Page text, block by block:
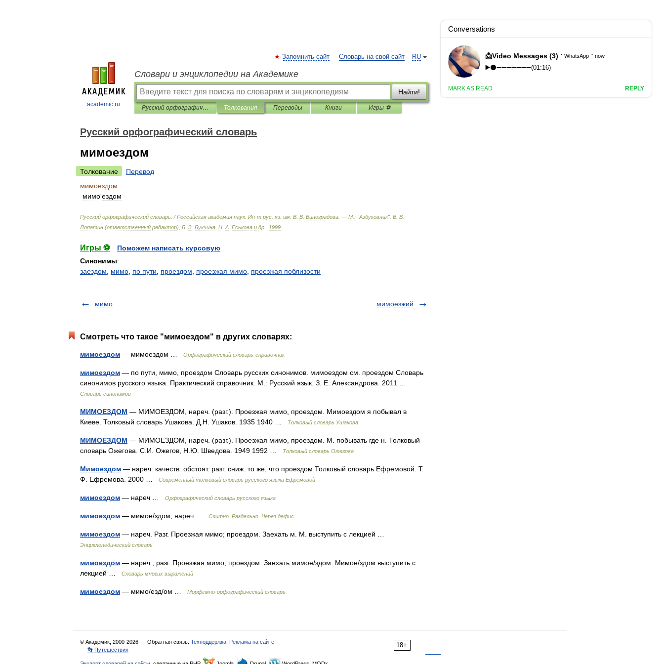
academic.ru
RU
Запомнить сайт Словарь на свой сайт
Словари и энциклопедии на Академике
Найти!
Русский орфографический словарь Толкования Переводы Книги Игры ⚽
Русский орфографический словарь
мимоездом
Толкование
Перевод
мимоездом
мимо'ездом
Русский орфографический словарь . /Российская академия наук. Ин-т рус яз им В В Виноградова . — М : "Азбуковник". В В
Лопатин (ответственный редактор), Б З Букчина Н А Еськова и др 1999
Игры ⚽
Поможем написать курсовую
Синонимы:
заездом
мимо по пути проездом проезжая мимо проезжая поблизости
мимо мимоезжий
Смотреть что такое "мимоездом" в других словарях:
мимоездом — мимоездом … Орфографический словарь-справочник
мимоездом — по пути, мимо, проездом Словарь русских синонимов. мимоездом см. проездом Словарь
синонимов русского языка. Практический справочник. М.: Русский язык. З. Е. Александрова. 2011 …
Словарь синонимов
МИМОЕЗДОМ — МИМОЕЗДОМ, нареч. (разг.). Проезжая мимо, проездом. Мимоездом я побывал в
Киеве. Толковый словарь Ушакова. Д.Н. Ушаков. 1935 1940 …
Толковый словарь Ушакова
МИМОЕЗДОМ — МИМОЕЗДОМ, нареч. (разг.). Проезжая мимо, проездом. М. побывать где н. Толковый
словарь Ожегова. С.И. Ожегов, Н.Ю. Шведова. 1949 1992 …
Толковый словарь Ожегова
Мимоездом — нареч. качеств. обстоят. разг. сниж. то же, что проездом Толковый словарь Ефремовой. Т.
Ф. Ефремова. 2000 …
Современный толковый словарь русского языка Ефремовой
мимоездом — нареч … Орфографический словарь русского языка
мимоездом — мимое/здом, нареч … Слитно. Раздельно. Через дефис.
мимоездом — нареч. Разг. Проезжая мимо; проездом. Заехать м. М. выступить с лекцией …
Энциклопедический словарь
мимоездом — нареч.; разг. Проезжая мимо; проездом. Заехать мимое/здом. Мимое/здом выступить с
лекцией …
Словарь многих выражений
мимоездом — мимо/езд/ом … Морфемно-орфографический словарь
18+
© Академик, 2000-2026 Обратная связь: Техподдержка Реклама на сайте
👣 Путешествия